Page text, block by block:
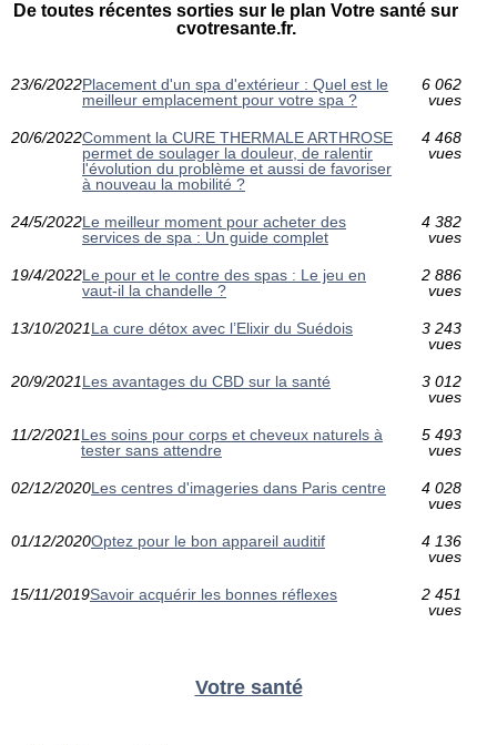
De toutes récentes sorties sur le plan Votre santé sur
cvotresante.fr.
23/6/2022Placement d'un spa d'extérieur : Quel est le
meilleur emplacement pour votre spa ?
6 062
vues
20/6/2022Comment la ‎CURE THERMALE ARTHROSE‎
permet de soulager la douleur, de ralentir
l'évolution du problème et aussi de favoriser
à nouveau la mobilité ?
4 468
vues
24/5/2022Le meilleur moment pour acheter des
services de spa : Un guide complet
4 382
vues
19/4/2022Le pour et le contre des spas : Le jeu en
vaut-il la chandelle ?
2 886
vues
13/10/2021La cure détox avec l’Elixir du Suédois
3 243
vues
20/9/2021Les avantages du CBD sur la santé
3 012
vues
11/2/2021Les soins pour corps et cheveux naturels à
tester sans attendre
5 493
vues
02/12/2020Les centres d'imageries dans Paris centre
4 028
vues
01/12/2020Optez pour le bon appareil auditif
4 136
vues
15/11/2019Savoir acquérir les bonnes réflexes
2 451
vues
Votre santé